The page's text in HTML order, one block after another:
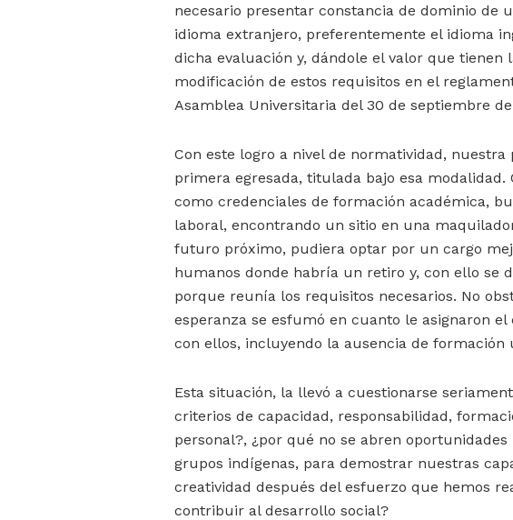
necesario presentar constancia de dominio de
idioma extranjero, preferentemente el idioma
dicha evaluación y, dándole el valor que tienen
modificación de estos requisitos en el
Asamblea Universitaria del 30 de septiembre
Con este logro a nivel de normatividad,
primera egresada, titulada bajo esa
como credenciales de formación académica,
laboral, encontrando un sitio en una
futuro próximo, pudiera optar por un cargo
humanos donde habría un retiro y, con ello se
porque reunía los requisitos necesarios. No
esperanza se esfumó en cuanto le asignaron
con ellos, incluyendo la ausencia de formación
Esta situación, la llevó a cuestionarse
criterios de capacidad, responsabilidad,
personal?, ¿por qué no se abren
grupos indígenas, para demostrar nuestras
creatividad después del esfuerzo que hemos
contribuir al desarrollo social?